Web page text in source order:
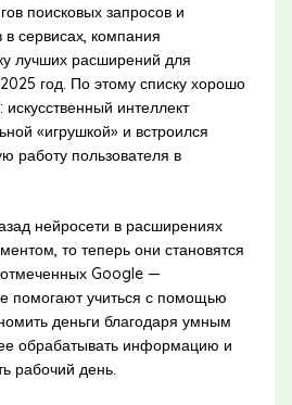
поисковых запросов и
в сервисах, компания
лучших расширений для
год. По этому списку хорошо
интеллект
«игрушкой» и встроился
работу пользователя в
нейросети в расширениях
то теперь они становятся
Google —
помогают учиться с помощью
деньги благодаря умным
обрабатывать информацию и
рабочий день.